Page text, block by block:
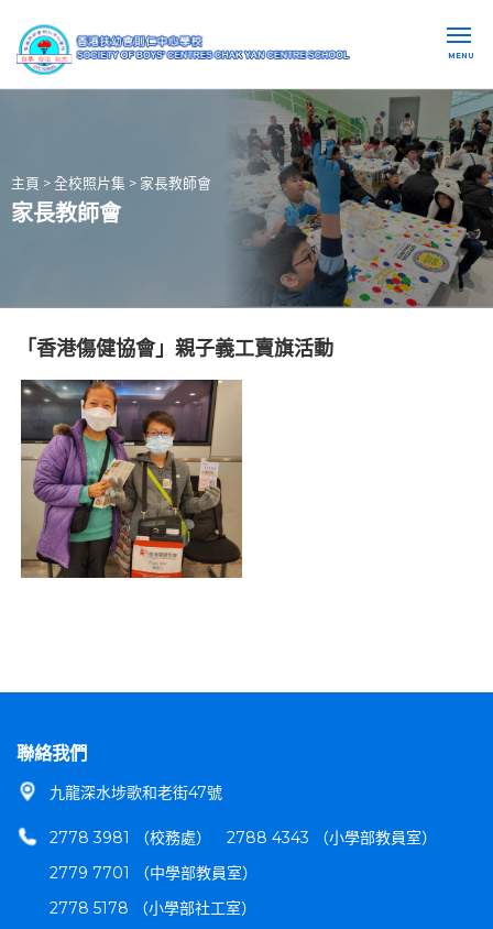
MENU
主頁 > 全校照片集 > 家長教師會
家長教師會
「香港傷健協會」親子義工賣旗活動
聯絡我們
九龍深水埗歌和老街47號
2778 3981 （校務處）
2788 4343 （小學部教員室）
2779 7701 （中學部教員室）
2778 5178 （小學部社工室）